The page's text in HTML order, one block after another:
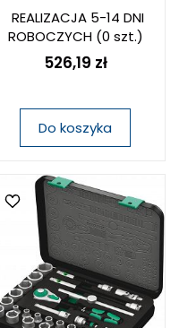
REALIZACJA 5-14 DNI
ROBOCZYCH(0 szt.)
526,19 zł
Do koszyka